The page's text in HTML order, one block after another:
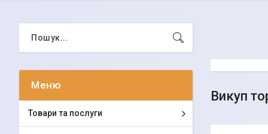
Викуп
Товари та послуги